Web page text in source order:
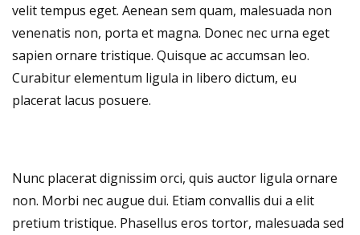
velit tempus eget. Aenean sem quam, malesuada non
venenatis non, porta et magna. Donec nec urna eget
sapien ornare tristique. Quisque ac accumsan leo.
Curabitur elementum ligula in libero dictum, eu
placerat lacus posuere.
Nunc placerat dignissim orci, quis auctor ligula ornare
non. Morbi nec augue dui. Etiam convallis dui a elit
pretium tristique. Phasellus eros tortor, malesuada sed